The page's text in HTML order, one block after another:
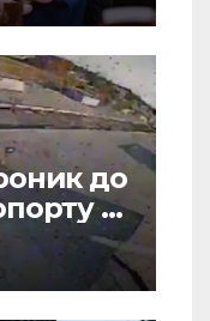
до
та
до